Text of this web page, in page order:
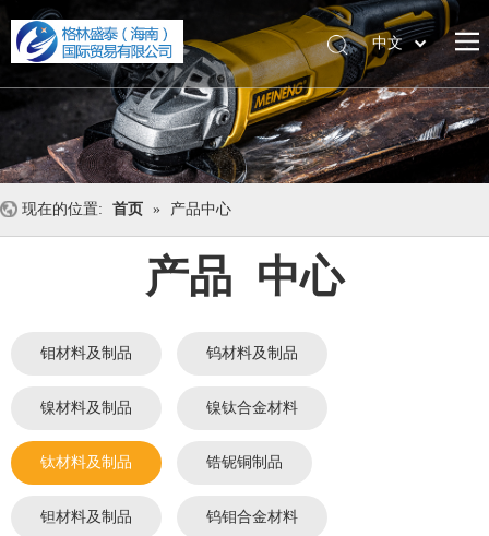
中文
English
现在的位置: 首页 » 产品中心
产品 中心
钼材料及制品 钨材料及制品
镍材料及制品 镍钛合金材料
钛材料及制品 锆铌铜制品
钽材料及制品 钨钼合金材料